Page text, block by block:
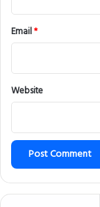
Email*
Website